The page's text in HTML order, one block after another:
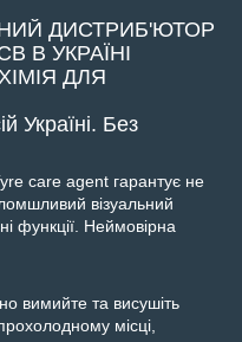
ДИСТРИБ'ЮТОР
ДЛЯ
Без
care agent гарантує не
візуальний
функції. Неймовірна
вимийте та висушіть
місці,